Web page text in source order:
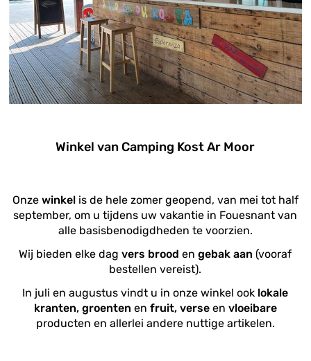
Winkel van Camping Kost Ar Moor
Onze winkel is de hele zomer geopend, van mei tot half
september, om u tijdens uw vakantie in Fouesnant van
alle basisbenodigdheden te voorzien.
Wij bieden elke dagvers broodengebak aan (vooraf
bestellen vereist).
In juli en augustus vindt u in onze winkel ook lokale
kranten, groenten en fruit, verse en vloeibare
producten en allerlei andere nuttige artikelen.